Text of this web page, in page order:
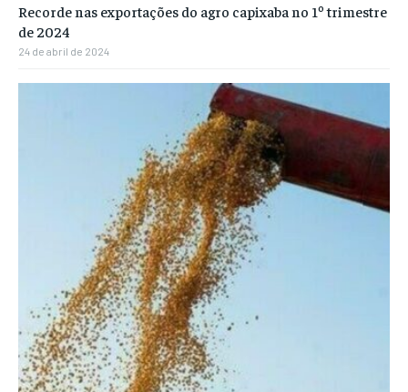
Recorde nas exportações do agro capixaba no 1º trimestre
de 2024
24 de abril de 2024